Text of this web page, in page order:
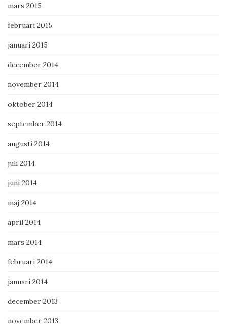
mars 2015
februari 2015
januari 2015
december 2014
november 2014
oktober 2014
september 2014
augusti 2014
juli 2014
juni 2014
maj 2014
april 2014
mars 2014
februari 2014
januari 2014
december 2013
november 2013